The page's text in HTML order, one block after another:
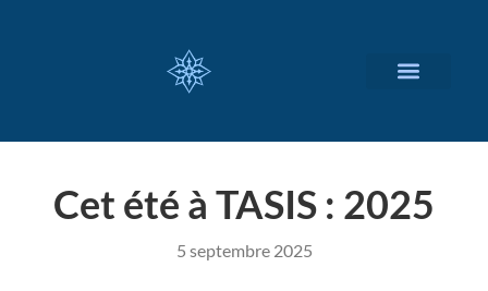
Cet été à TASIS : 2025
5 septembre 2025